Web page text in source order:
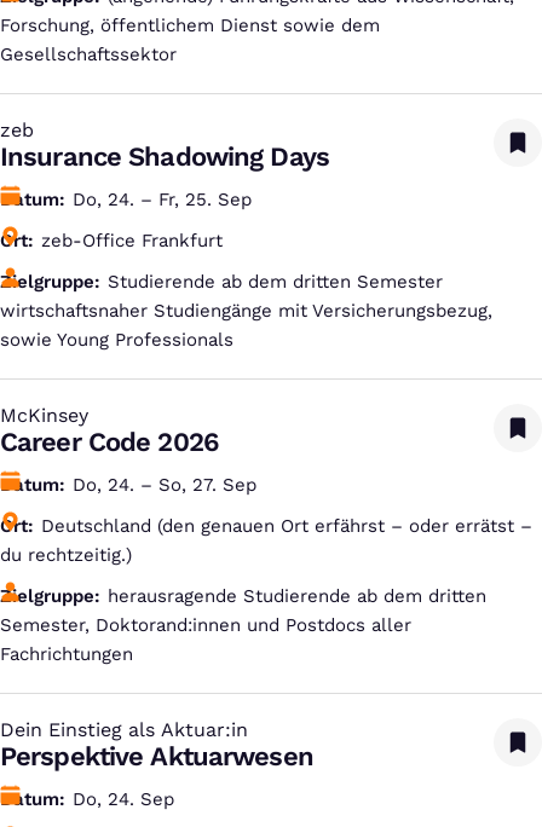
Forschung, öffentlichem Dienst sowie dem
Gesellschaftssektor
zeb
:
Insurance Shadowing Days
Datum
Do, 24. – Fr, 25. Sep
Ort
zeb-Office Frankfurt
Zielgruppe
Studierende ab dem dritten Semester
wirtschaftsnaher Studiengänge mit Versicherungsbezug,
sowie Young Professionals
McKinsey
:
Career Code 2026
Datum
Do, 24. – So, 27. Sep
Ort
Deutschland (den genauen Ort erfährst – oder errätst –
du rechtzeitig.)
Zielgruppe
herausragende Studierende ab dem dritten
Semester, Doktorand:innen und Postdocs aller
Fachrichtungen
Dein Einstieg als Aktuar:in
:
Perspektive Aktuarwesen
Datum
Do, 24. Sep